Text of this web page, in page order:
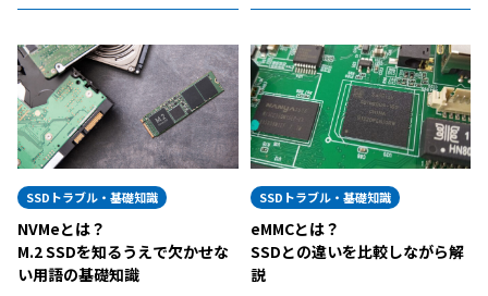
SSDトラブル・基礎知識
NVMeとは？
M.2 SSDを知るうえで欠かせな
い用語の基礎知識
SSDトラブル・基礎知識
eMMCとは？
SSDとの違いを比較しながら解
説